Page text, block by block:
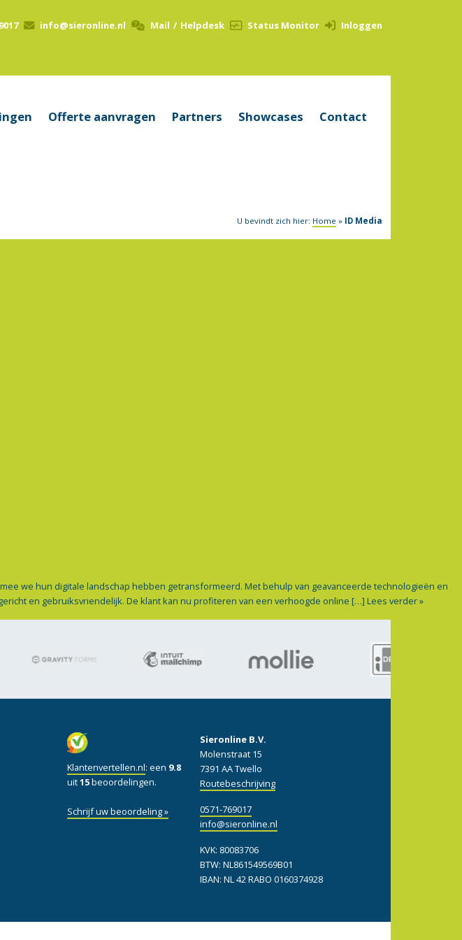
info@sieronline.nl Mail / Helpdesk Status Monitor Inloggen
Offerte aanvragen Partners Showcases Contact
U bevindt zich hier: Home » ID Media
we hun digitale landschap hebben getransformeerd. Met behulp van geavanceerde technologieën en
en gebruiksvriendelijk. De klant kan nu profiteren van een verhoogde online […] Lees verder »
Klantenvertellen.nl: een 9.8
uit15beoordelingen.
Schrijf uw beoordeling »
Sieronline B.V.
Molenstraat 15
7391 AA Twello
Routebeschrijving
0571-769017
info@sieronline.nl
KVK: 80083706
BTW: NL861549569B01
IBAN: NL 42 RABO 0160374928